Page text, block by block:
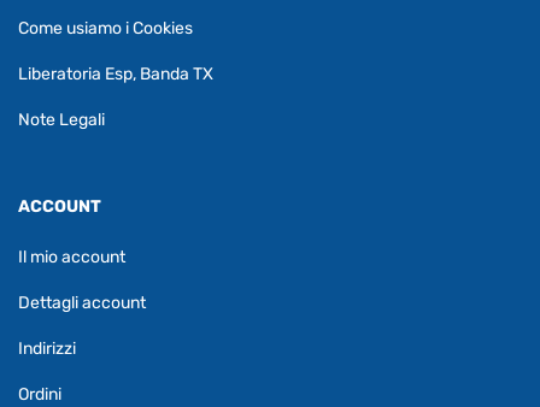
Come usiamo i Cookies
Liberatoria Esp, Banda TX
Note Legali
ACCOUNT
Il mio account
Dettagli account
Indirizzi
Ordini